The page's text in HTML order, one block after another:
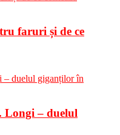
faruri și de ce
Longi – duelul